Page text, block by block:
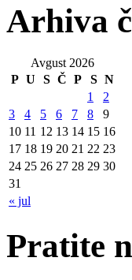
Arhiva
Avgust 2026
P U S Č P S N
« jul
1
2
3
4 5 6 7 8
9
10 11 12 13 14 15 16
17 18 19 20 21 22 23
24 25 26 27 28 29 30
31
Pratite